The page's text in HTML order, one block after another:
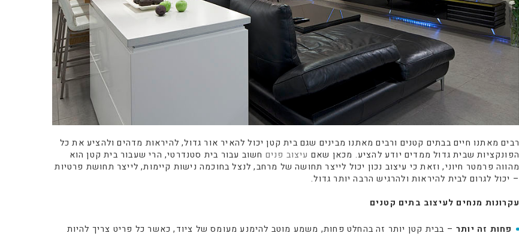
רבים מאתנו חיים בבתים קטנים ורבים מאתנו מבינים שגם בית קטן יכול להאיר אור גדול, להיראות מדהים ולהציע את כל
הפונקציות שבית גדול ממדים יודע להציע. מכאן שאם עיצוב פנים חשוב עבור בית סטנדרטי, הרי שעבור בית קטן הוא
מהווה פרמטר חיוני, וזאת כי עיצוב נכון יכול לייצר תחושה של מרחב, לנצל בחוכמה נישות קיימות, לייצר תחושת פרטיות
– יכול לגרום לבית להיראות ולהרגיש הרבה יותר גדול.
עקרונות מנחים לעיצוב בתים קטנים
פחות זה יותר – בבית קטן יותר זה בהחלט פחות, משמע מוטב להימנע מעומס של ציוד, כאשר כל פריט צריך להיות